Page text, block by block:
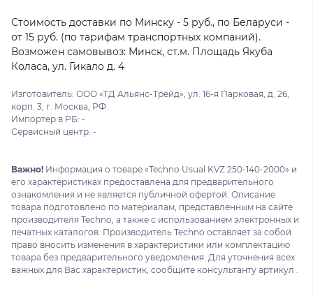
Стоимость доставки по Минску - 5 руб., по Беларуси -
от 15 руб. (по тарифам транспортных компаний).
Возможен самовывоз: Минск, ст.м. Площадь Якуба
Коласа, ул. Гикало д. 4
Изготовитель: ООО «ТД Альянс-Трейд», ул. 16-я Парковая, д. 26,
корп. 3, г. Москва, РФ
Импортер в РБ: -
Сервисный центр: -
Важно! Информация о товаре «Techno Usual KVZ 250-140-2000» и
его характеристиках предоставлена для предварительного
ознакомления и не является публичной офертой. Описание
товара подготовлено по материалам, представленным на сайте
производителя Techno, а также с использованием электронных и
печатных каталогов. Производитель Techno оставляет за собой
право вносить изменения в характеристики или комплектацию
товара без предварительного уведомления. Для уточнения всех
важных для Вас характеристик, сообщите консультанту артикул .